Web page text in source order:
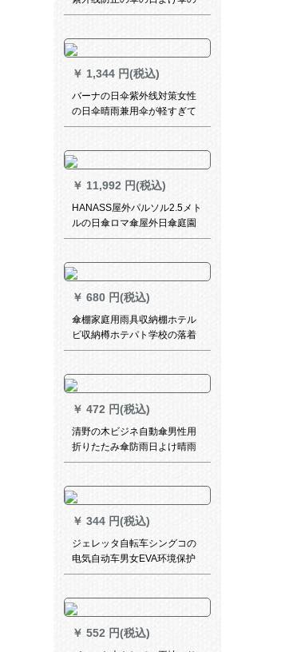
三畳の晴雨兼用伞の女性
￥ 1,344 円(税込)
バーナの日伞紫外线対策女性
の日伞晴雨兼用伞が軽すぎて
焦げたミニポケト黒ゴム伞カ
￥ 11,992 円(税込)
HANASS屋外パルソル2.5メト
ルの日傘ロマ傘屋外日傘庭園
レジカ傘の屋台ボックス傘広
￥ 680 円(税込)
傘棚家庭用雨具収納棚ホテル
ビ収納樽ホテパト学校の落着
式傘立て折りたたみ畳傘収納
【18ホール20フルック】
￥ 472 円(税込)
清野の木ビジネ自動傘男性用
折りたたみ傘防雨日よけ晴雨
兼用傘ブラック径105 cm
￥ 344 円(税込)
ジェレッタ自転车シングコの
电気自动车男女EVA环境保护
フューチャー大きな帽子のひ
￥ 552 円(税込)